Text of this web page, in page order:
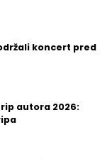
koncert pred
autora 2026: